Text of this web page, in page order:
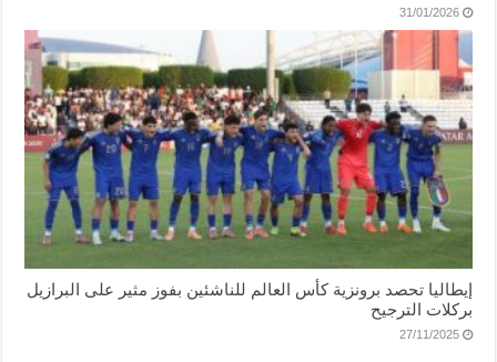
31/01/2026
إيطاليا تحصد برونزية كأس العالم للناشئين بفوز مثير على البرازيل
بركلات الترجيح
27/11/2025